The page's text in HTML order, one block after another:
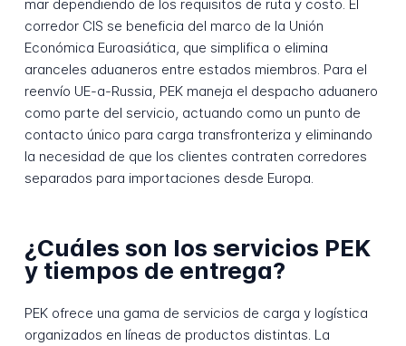
mar dependiendo de los requisitos de ruta y costo. El
corredor CIS se beneficia del marco de la Unión
Económica Euroasiática, que simplifica o elimina
aranceles aduaneros entre estados miembros. Para el
reenvío UE-a-Russia, PEK maneja el despacho aduanero
como parte del servicio, actuando como un punto de
contacto único para carga transfronteriza y eliminando
la necesidad de que los clientes contraten corredores
separados para importaciones desde Europa.
¿Cuáles son los servicios PEK
y tiempos de entrega?
PEK ofrece una gama de servicios de carga y logística
organizados en líneas de productos distintas. La